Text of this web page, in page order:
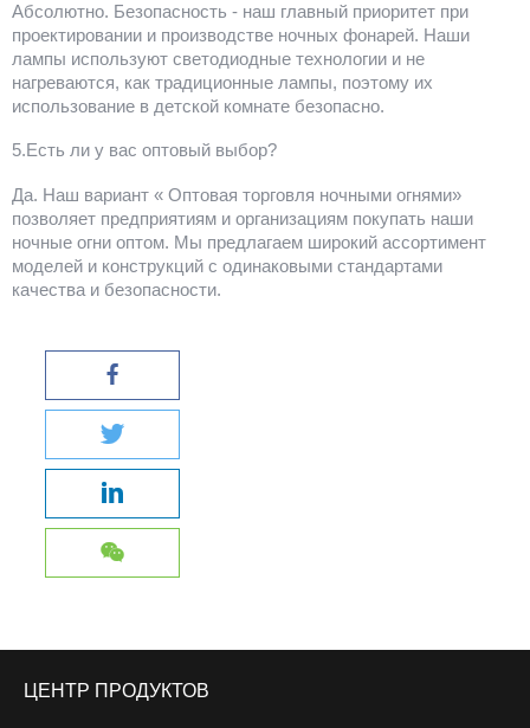
Абсолютно. Безопасность - наш главный приоритет при
проектировании и производстве ночных фонарей. Наши
лампы используют светодиодные технологии и не
нагреваются, как традиционные лампы, поэтому их
использование в детской комнате безопасно.
5.Есть ли у вас оптовый выбор?
Да. Наш вариант « Оптовая торговля ночными огнями»
позволяет предприятиям и организациям покупать наши
ночные огни оптом. Мы предлагаем широкий ассортимент
моделей и конструкций с одинаковыми стандартами
качества и безопасности.
ЦЕНТР ПРОДУКТОВ